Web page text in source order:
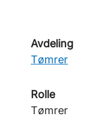
Avdeling
Tømrer
Rolle
Tømrer